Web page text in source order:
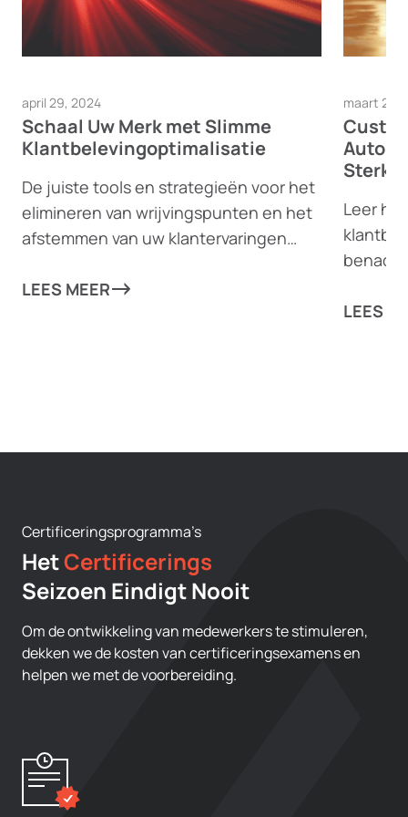
april 29, 2024
Schaal Uw Merk met Slimme
Klantbelevingoptimalisatie
De juiste tools en strategieën voor het
elimineren van wrijvingspunten en het
afstemmen van uw klantervaringen
hoogten brengen!
LEES MEER
maart 28,
Leer
LEES
Certificeringsprogramma’s
HetCertificerings
Seizoen Eindigt Nooit
Om de ontwikkeling van medewerkers te stimuleren,
dekken we de kosten van certificeringsexamens en
helpen we met de voorbereiding.